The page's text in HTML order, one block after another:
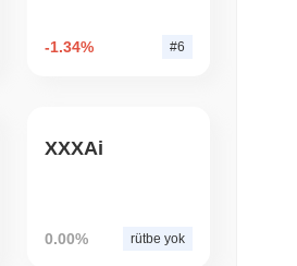
-1.34% #6
XXXAi
0.00% rütbe yok